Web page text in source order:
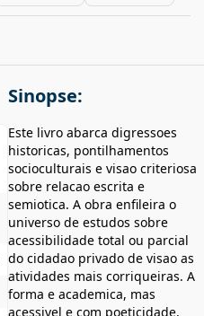
Sinopse:
Este livro abarca digressoes
historicas, pontilhamentos
socioculturais e visao criteriosa
sobre relacao escrita e
semiotica. A obra enfileira o
universo de estudos sobre
acessibilidade total ou parcial
do cidadao privado de visao as
atividades mais corriqueiras. A
forma e academica, mas
acessivel e com poeticidade,